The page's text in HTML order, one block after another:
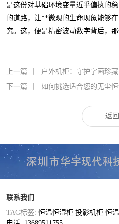
是这份对基础环境变量近乎偏执的
的道路，让**微观的生命现象能够
究。这，便是精密波动数字背后，
上一篇
户外机柜：守护字画珍
下一篇
如何挑选适合您的无尘
返回
联系我们
TAG标签: 恒温恒湿柜 投影机柜 恒